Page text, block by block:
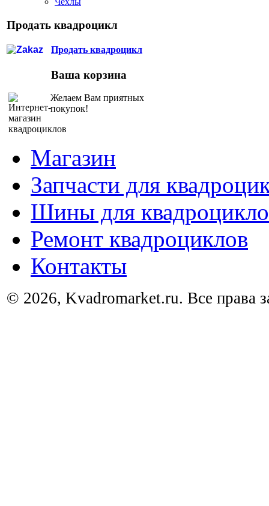
Продать квадроцикл
Продать квадроцикл
Ваша корзина
Желаем Вам приятных
покупок!
Магазин
Запчасти для
Шины для
Ремонт квадроциклов
Контакты
© 2026, Kvadromarket.ru. Все права